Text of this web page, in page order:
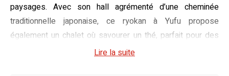
paysages. Avec son hall agrémenté d’une cheminée
traditionnelle japonaise, ce ryokan à Yufu propose
également un chalet où savourer un thé, parfait pour des
moments de détente après un bain.
Lire la suite